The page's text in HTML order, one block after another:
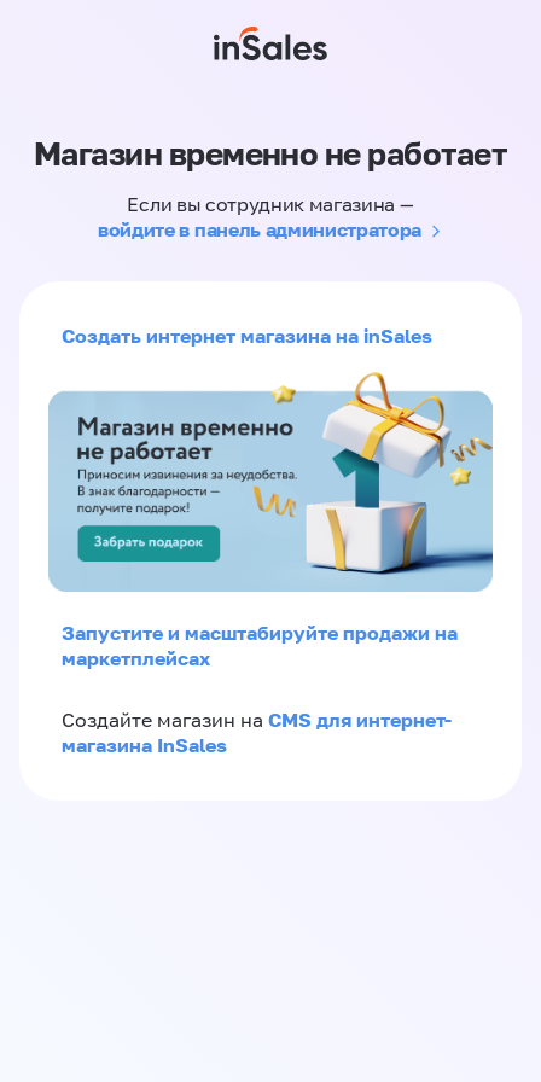
Магазин временно не работает
Если вы сотрудник магазина —
войдите в панель администратора
Создать интернет магазина на inSales
Запустите и масштабируйте продажи на
маркетплейсах
Создайте магазин на CMS для интернет-
магазина InSales